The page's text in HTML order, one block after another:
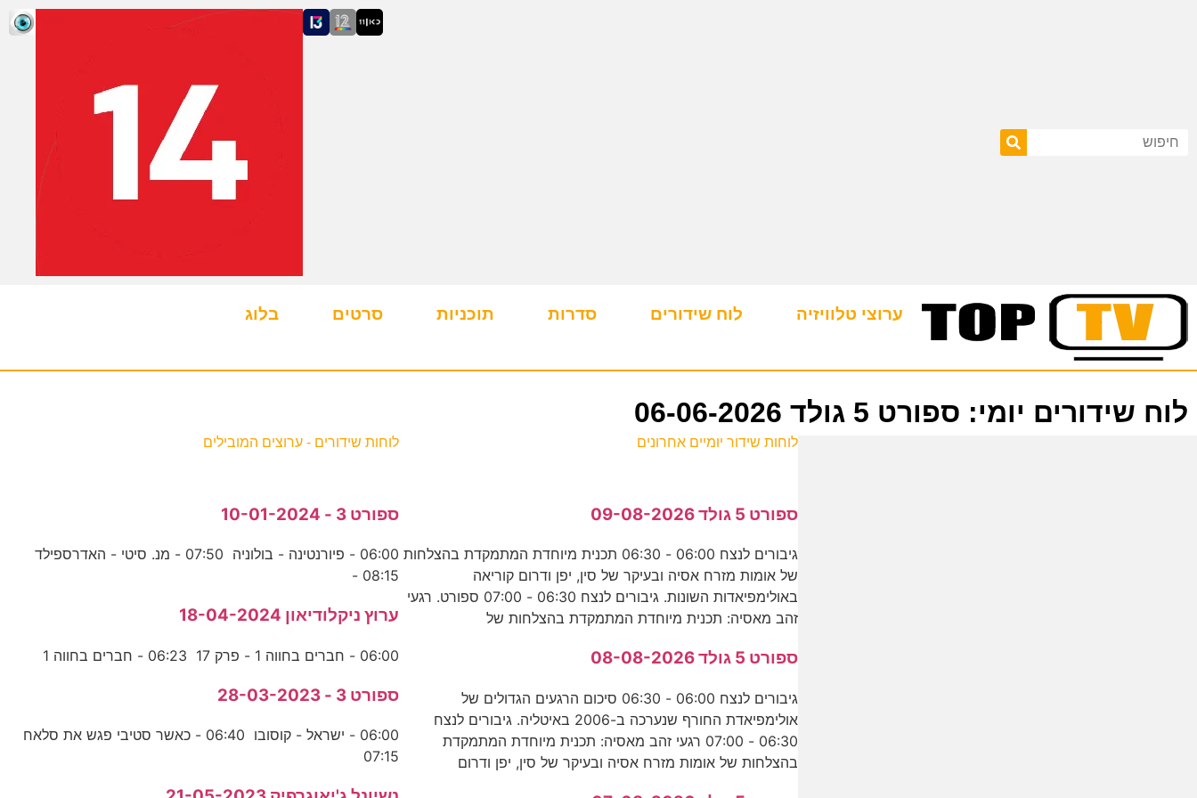
ערוצי טלוויזיה לוח שידורים סדרות תוכניות סרטים בלוג
לוח שידורים יומי: ספורט 5 גולד 06-06-2026
לוחות שידור יומיים אחרונים
ספורט 5 גולד 09-08-2026
גיבורים לנצח 06:00 - 06:30 תכנית מיוחדת המתמקדת בהצלחות
של אומות מזרח אסיה ובעיקר של סין, יפן ודרום קוריאה
באולימפיאדות השונות. גיבורים לנצח 06:30 - 07:00 ספורט. רגעי
זהב מאסיה: תכנית מיוחדת המתמקדת בהצלחות של
ספורט 5 גולד 08-08-2026
גיבורים לנצח 06:00 - 06:30 סיכום הרגעים הגדולים של
אולימפיאדת החורף שנערכה ב-2006 באיטליה. גיבורים לנצח
06:30 - 07:00 רגעי זהב מאסיה: תכנית מיוחדת המתמקדת
בהצלחות של אומות מזרח אסיה ובעיקר של סין, יפן ודרום
לוחות שידורים - ערוצים המובילים
ספורט 3 - 10-01-2024
06:00 - פיורנטינה - בולוניה 07:50 - מנ. סיטי - האדרספילד
08:15 -
ערוץ ניקלודיאון 18-04-2024
06:00 - חברים בחווה 1 - פרק 17 06:23 - חברים בחווה 1
ספורט 3 - 28-03-2023
06:00 - ישראל - קוסובו 06:40 - כאשר סטיבי פגש את סלאח
07:15